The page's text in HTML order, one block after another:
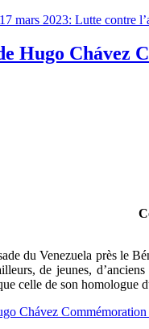
mars 2023: Lutte contre
Hugo Chávez
du Venezuela près le
de jeunes,
celle de son homologue
Chávez